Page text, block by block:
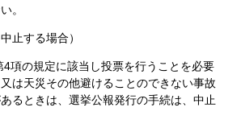
。
止する場合）
項の規定に該当し投票を行うことを必要
は天災その他避けることのできない事故
るときは、選挙公報発行の手続は、中止